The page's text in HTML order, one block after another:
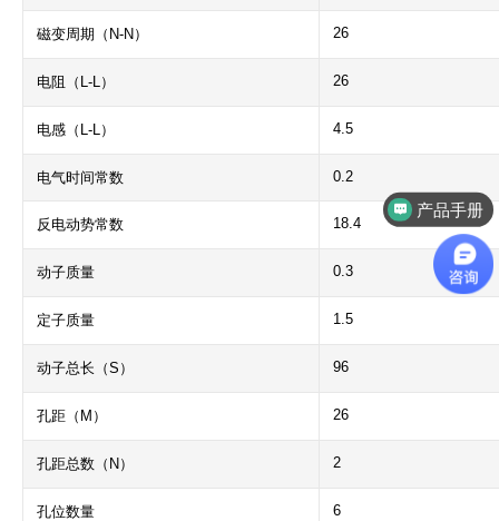
磁变周期（N-N） 26
电阻（L-L） 26
电感（L-L） 4.5
电气时间常数 0.2
反电动势常数 18.4
动子质量 0.3
定子质量 1.5
动子总长（S） 96
孔距（M） 26
孔距总数（N） 2
孔位数量 6
产品手册